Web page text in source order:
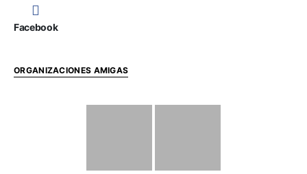
Facebook
ORGANIZACIONES AMIGAS